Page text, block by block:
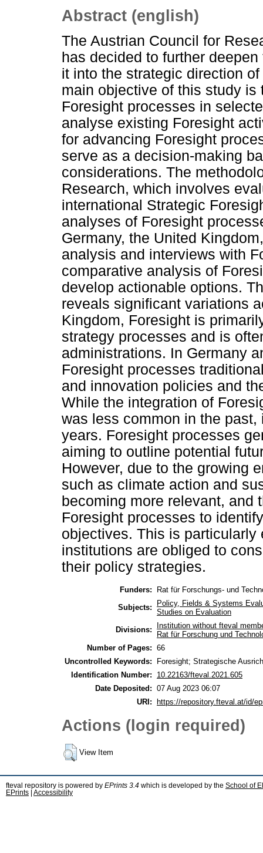
Abstract (english)
The Austrian Council for
has decided to further
it into the strategic direction
main objective of this study
Foresight processes in
analyse existing Foresight
for advancing Foresight
serve as a decision-making
considerations. The
Research, which involves
international Strategic
analyses of Foresight
Germany, the United
analysis and interviews with
comparative analysis of
develop actionable options.
reveals significant variations
Kingdom, Foresight is
strategy processes and is
administrations. In Germany
Foresight processes
and innovation policies and
While the integration of
was less common in the
years. Foresight processes
aiming to outline potential
However, due to the growing
such as climate action and
becoming more relevant, and
Foresight processes to
objectives. This is
institutions are obliged to
their policy strategies.
Funders:
Rat für Forschungs- und
Subjects:
Policy, Fields & Systems
Studies on Evaluation
Divisions:
Institution without fteval
Rat für Forschung und
Number of Pages: 66
Uncontrolled Keywords:
Foresight; Strategische
Identification Number:
10.22163/fteval.2021.605
Date Deposited: 07 Aug 2023 06:07
URI:
https://repository.fteval.at/id/
Actions (login required)
View Item
fteval repository is powered by EPrints 3.4 which is developed by the School of
EPrints
Accessibility